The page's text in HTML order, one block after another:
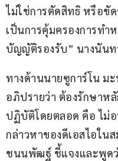
ไม่ใช่การตัดสิทธิ หรือขั
เป็นการคุ้มครองการทำ
บัญญัติรองรับ” นางนัน
ทางด้านนายซูการ์โน ม
อภิปรายว่า ต้องรักษาห
ปฏิบัติโดยตลอด คือ ไม่
กล่าวหาของดีเอสไอใน
ชนนพัฒฐ์ ชี้แจงและพูดว่